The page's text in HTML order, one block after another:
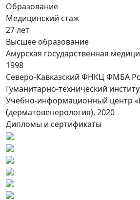
Образование
Медицинский стаж
27 лет
Высшее образование
Амурская государственная
1998
Северо-Кавказский ФНКЦ ФМБА
Гуманитарно-технический
Учебно-информационный центр
(дерматовенерология), 2020
Дипломы и сертификаты